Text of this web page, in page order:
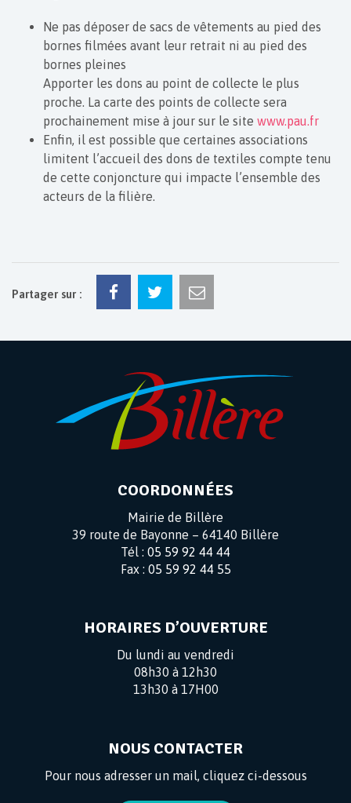
Ne pas déposer de sacs de vêtements au pied des
bornes filmées avant leur retrait ni au pied des
bornes pleines
Apporter les dons au point de collecte le plus
proche. La carte des points de collecte sera
prochainement mise à jour sur le site www.pau.fr
Enfin, il est possible que certaines associations
limitent l’accueil des dons de textiles compte tenu
de cette conjoncture qui impacte l’ensemble des
acteurs de la filière.
Partager sur :
COORDONNÉES
Mairie de Billère
39 route de Bayonne – 64140 Billère
Tél : 05 59 92 44 44
Fax : 05 59 92 44 55
HORAIRES D’OUVERTURE
Du lundi au vendredi
08h30 à 12h30
13h30 à 17H00
NOUS CONTACTER
Pour nous adresser un mail, cliquez ci-dessous